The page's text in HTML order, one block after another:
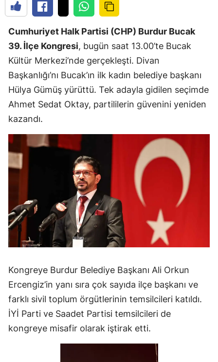
Cumhuriyet Halk Partisi (CHP) Burdur Bucak
39. İlçe Kongresi, bugün saat 13.00’te Bucak
Kültür Merkezi’nde gerçekleşti. Divan
Başkanlığı’nı Bucak’ın ilk kadın belediye başkanı
Hülya Gümüş yürüttü. Tek adayla gidilen seçimde
Ahmet Sedat Oktay, partililerin güvenini yeniden
kazandı.
Kongreye Burdur Belediye Başkanı Ali Orkun
Ercengiz’in yanı sıra çok sayıda ilçe başkanı ve
farklı sivil toplum örgütlerinin temsilcileri katıldı.
İYİ Parti ve Saadet Partisi temsilcileri de
kongreye misafir olarak iştirak etti.